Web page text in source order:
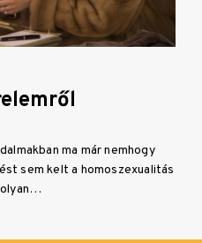
ma már nemhogy
sem kelt a homoszexualitás